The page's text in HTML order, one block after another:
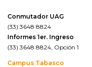
Conmutador UAG
(33) 3648 8824
Informes 1er. Ingreso
(33) 3648 8824, Opción 1
Campus Tabasco